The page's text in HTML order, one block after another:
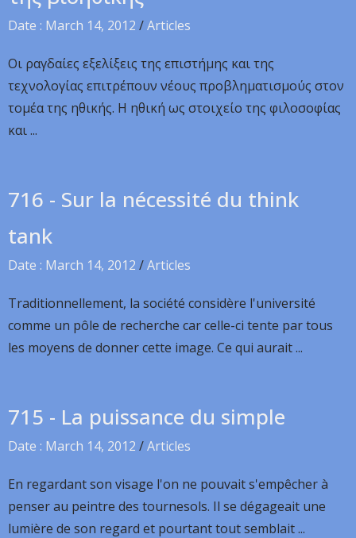
Date : March 14, 2012 /Articles
Οι ραγδαίες εξελίξεις της επιστήμης και της
τεχνολογίας επιτρέπουν νέους προβληματισμούς στον
τομέα της ηθικής. Η ηθική ως στοιχείο της φιλοσοφίας
και ...
716 - Sur la nécessité du think
tank
Date : March 14, 2012 /Articles
Traditionnellement, la société considère l'université
comme un pôle de recherche car celle-ci tente par tous
les moyens de donner cette image. Ce qui aurait ...
715 - La puissance du simple
Date : March 14, 2012 /Articles
En regardant son visage l'on ne pouvait s'empêcher à
penser au peintre des tournesols. Il se dégageait une
lumière de son regard et pourtant tout semblait ...